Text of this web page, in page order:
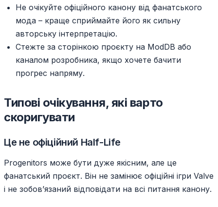
Не очікуйте офіційного канону від фанатського
мода – краще сприймайте його як сильну
авторську інтерпретацію.
Стежте за сторінкою проєкту на ModDB або
каналом розробника, якщо хочете бачити
прогрес напряму.
Типові очікування, які варто
скоригувати
Це не офіційний Half-Life
Progenitors може бути дуже якісним, але це
фанатський проєкт. Він не замінює офіційні ігри Valve
і не зобов’язаний відповідати на всі питання канону.